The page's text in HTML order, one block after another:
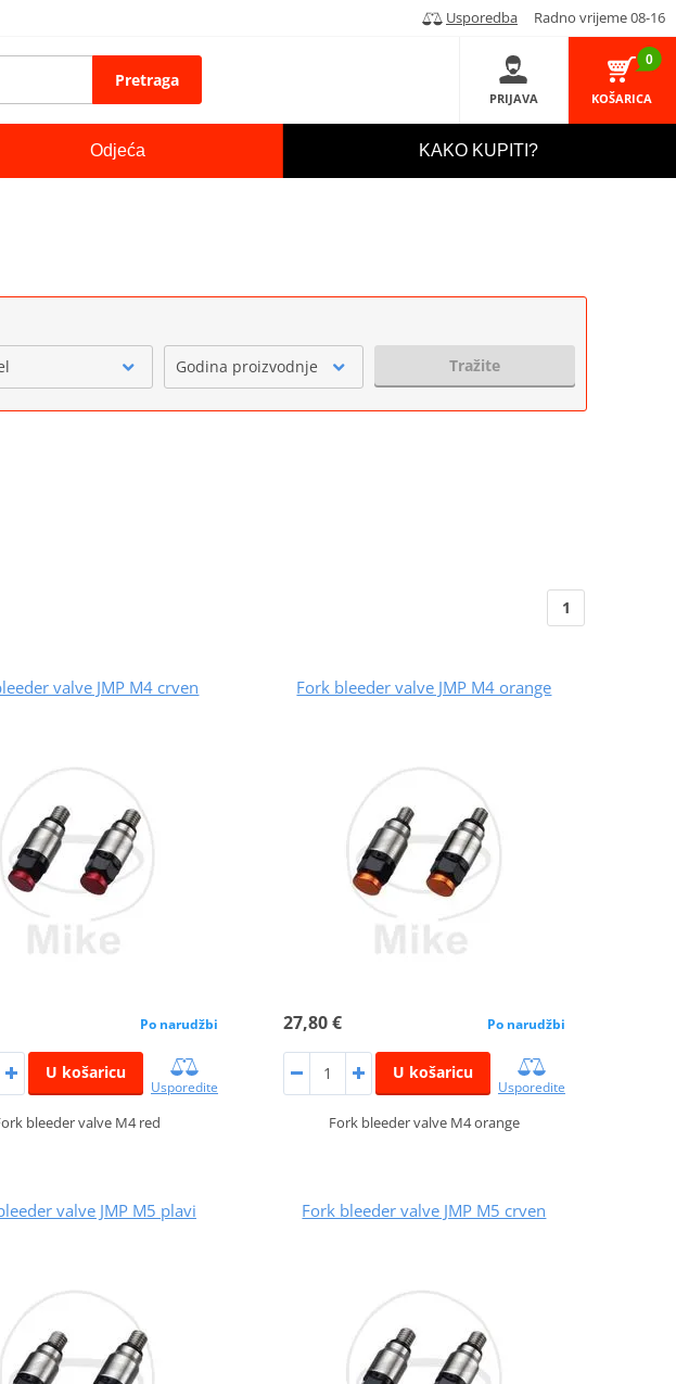
Usporedba Radno vrijeme 08-16
Pretraga
PRIJAVA
0
KOŠARICA
Odjeća KAKO KUPITI?
Godina proizvodnje Tražite
1
valve JMP M4 crven
Po narudžbi
U košaricu
Usporedite
bleeder valve M4 red
Fork bleeder valve JMP M4 orange
27,80 € Po narudžbi
U košaricu
Usporedite
Fork bleeder valve M4 orange
valve JMP M5 plavi Fork bleeder valve JMP M5 crven